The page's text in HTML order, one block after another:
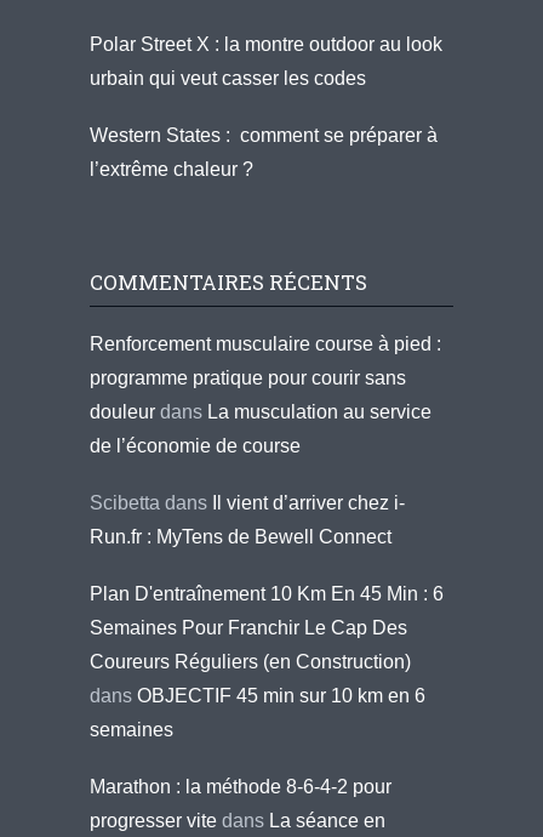
Polar Street X : la montre outdoor au look
urbain qui veut casser les codes
Western States : comment se préparer à
l’extrême chaleur ?
COMMENTAIRES RÉCENTS
Renforcement musculaire course à pied :
programme pratique pour courir sans
douleur dans La musculation au service
de l’économie de course
Scibetta dans
Il vient d’arriver chez i-
Run.fr : MyTens de Bewell Connect
Plan D'entraînement 10 Km En 45 Min : 6
Semaines Pour Franchir Le Cap Des
Coureurs Réguliers (en Construction)
dans OBJECTIF 45 min sur 10 km en 6
semaines
Marathon : la méthode 8-6-4-2 pour
progresser vite dans La séance en